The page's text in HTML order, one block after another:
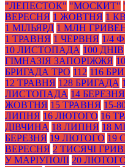
"ЛЕПЕСТОК" "МОСКИТ"
ВЕРЕСНЯ 1 ЖОВТНЯ 1
1 МІЛЬЯРД 1 МЛН
1 ТРАВНЯ 1 ЧЕРВНЯ 1/4
10 ЛИСТОПАДА 100 ДНІВ
ГІМНАЗІЯ ЗАПОРІЖЖЯ
БРИГАДА ТРО 112 116
12 ТРАВНЯ 128 БРИГАДА
ЛИСТОПАДА 14 БЕРЕЗНЯ
ЖОВТНЯ 15 ТРАВНЯ 15-
ЛИПНЯ 16 ЛЮТОГО 16
ДІВЧИНА 18 ЛИПНЯ 18
БЕРЕЗНЯ 19 ЛЮТОГО 19
ВЕРЕСНЯ 2 ТИСЯЧІ
У МАРІУПОЛІ 20